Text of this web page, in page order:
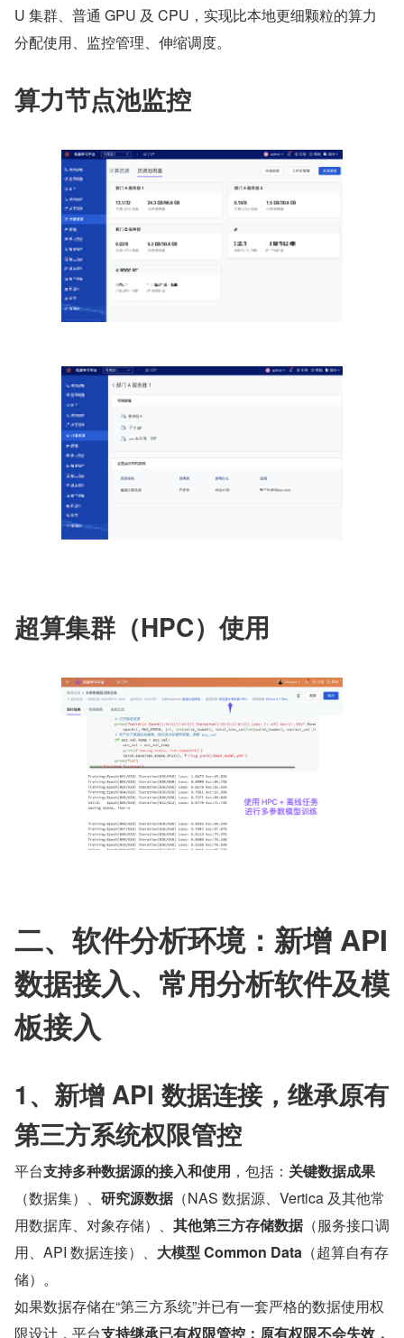
U 集群、普通 GPU 及 CPU，实现比本地更细颗粒的算力
分配使用、监控管理、伸缩调度。
算力节点池监控
超算集群（HPC）使用
二、软件分析环境：新增 API
数据接入、常用分析软件及模
板接入
1、新增 API 数据连接，继承原有
第三方系统权限管控
平台支持多种数据源的接入和使用 ，包括： 关键数据成果
（数据集）、 研究源数据（NAS 数据源、Vertica 及其他常
用数据库、对象存储）、 其他第三方存储数据（服务接口调
用、API 数据连接）、 大模型 Common Data （超算自有存
储）。
如果数据存储在“第三方系统”并已有一套严格的数据使用权
限设计，平台支持继承已有权限管控：原有权限不会失效，